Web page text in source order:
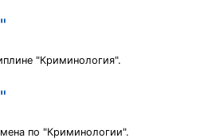
"Криминология".
по "Криминологии".